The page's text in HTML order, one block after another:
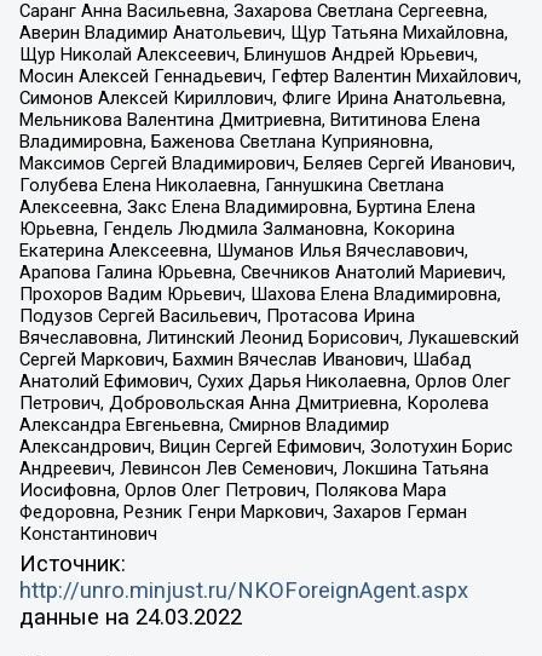
Саранг Анна Васильевна, Захарова Светлана Сергеевна,
Аверин Владимир Анатольевич, Щур Татьяна Михайловна,
Щур Николай Алексеевич, Блинушов Андрей Юрьевич,
Мосин Алексей Геннадьевич, Гефтер Валентин Михайлович,
Симонов Алексей Кириллович, Флиге Ирина Анатольевна,
Мельникова Валентина Дмитриевна, Вититинова Елена
Владимировна, Баженова Светлана Куприяновна,
Максимов Сергей Владимирович, Беляев Сергей Иванович,
Голубева Елена Николаевна, Ганнушкина Светлана
Алексеевна, Закс Елена Владимировна, Буртина Елена
Юрьевна, Гендель Людмила Залмановна, Кокорина
Екатерина Алексеевна, Шуманов Илья Вячеславович,
Арапова Галина Юрьевна, Свечников Анатолий Мариевич,
Прохоров Вадим Юрьевич, Шахова Елена Владимировна,
Подузов Сергей Васильевич, Протасова Ирина
Вячеславовна, Литинский Леонид Борисович, Лукашевский
Сергей Маркович, Бахмин Вячеслав Иванович, Шабад
Анатолий Ефимович, Сухих Дарья Николаевна, Орлов Олег
Петрович, Добровольская Анна Дмитриевна, Королева
Александра Евгеньевна, Смирнов Владимир
Александрович, Вицин Сергей Ефимович, Золотухин Борис
Андреевич, Левинсон Лев Семенович, Локшина Татьяна
Иосифовна, Орлов Олег Петрович, Полякова Мара
Федоровна, Резник Генри Маркович, Захаров Герман
Константинович
Источник:
http://unro.minjust.ru/NKOForeignAgent.aspx
данные на 24.03.2022